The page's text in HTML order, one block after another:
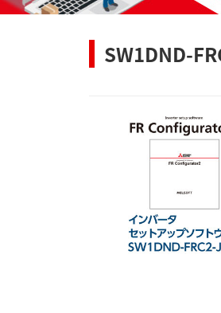
SW1DND-